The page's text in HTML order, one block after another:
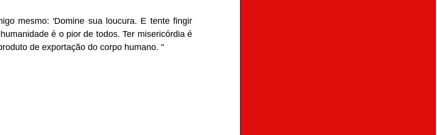
mesmo: 'Domine sua loucura. E tente fingir
é o pior de todos. Ter misericórdia é
de exportação do corpo humano. "